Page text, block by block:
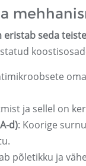
eristab seda
ja sellel on
d): Koorige
põletikku ja